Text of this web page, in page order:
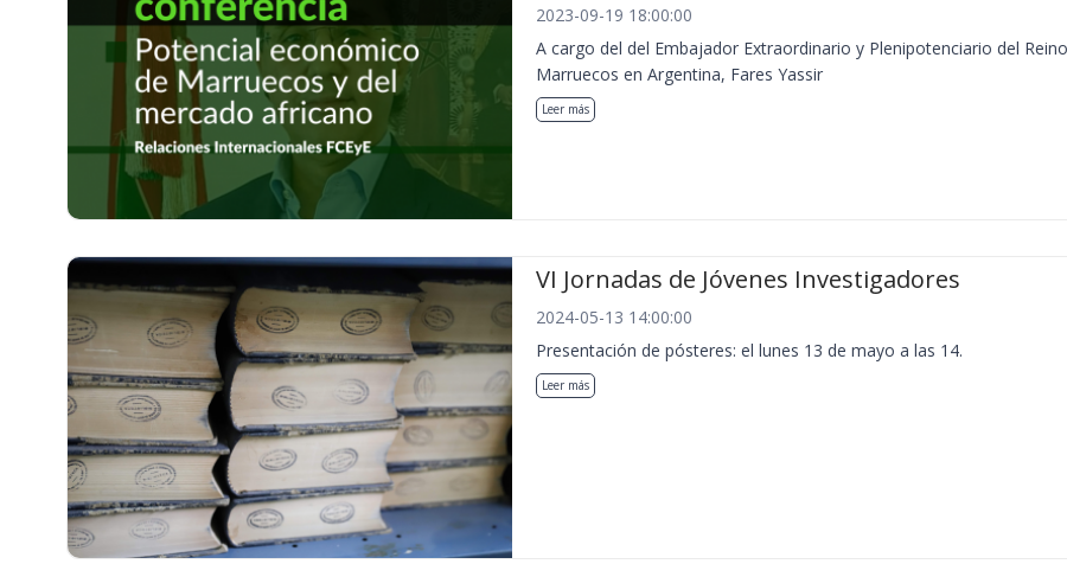
2023-09-19 18:00:00
A cargo del del Embajador Extraordinario y Plenipotenciario del
Marruecos en Argentina, Fares Yassir
Leer más
VI Jornadas de Jóvenes Investigadores
2024-05-13 14:00:00
Presentación de pósteres: el lunes 13 de mayo a las 14.
Leer más